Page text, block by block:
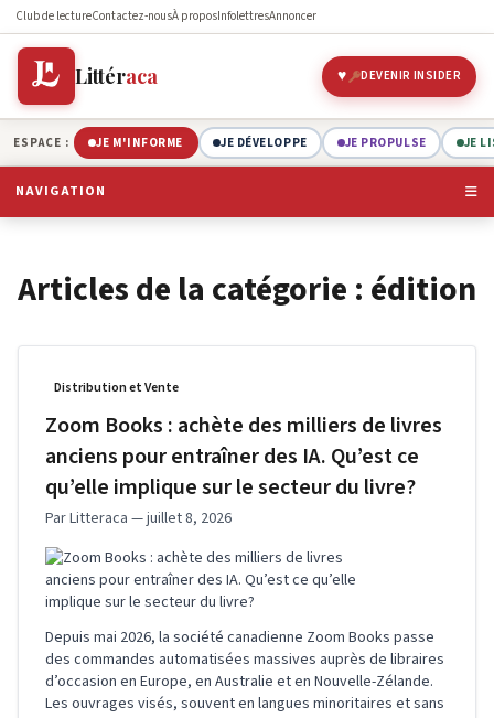
Club de lectureContactez-nousÀ proposInfolettresAnnoncer
Littéraca DEVENIR INSIDER
ESPACE : JE M'INFORME JE DÉVELOPPE JE PROPULSE JE
NAVIGATION
Articles de la catégorie : édition
Distribution et Vente
Zoom Books : achète des milliers de livres
anciens pour entraîner des IA. Qu’est ce
qu’elle implique sur le secteur du livre?
Par Litteraca — juillet 8, 2026
Depuis mai 2026, la société canadienne Zoom Books passe
des commandes automatisées massives auprès de libraires
d’occasion en Europe, en Australie et en Nouvelle-Zélande.
Les ouvrages visés, souvent en langues minoritaires et sans